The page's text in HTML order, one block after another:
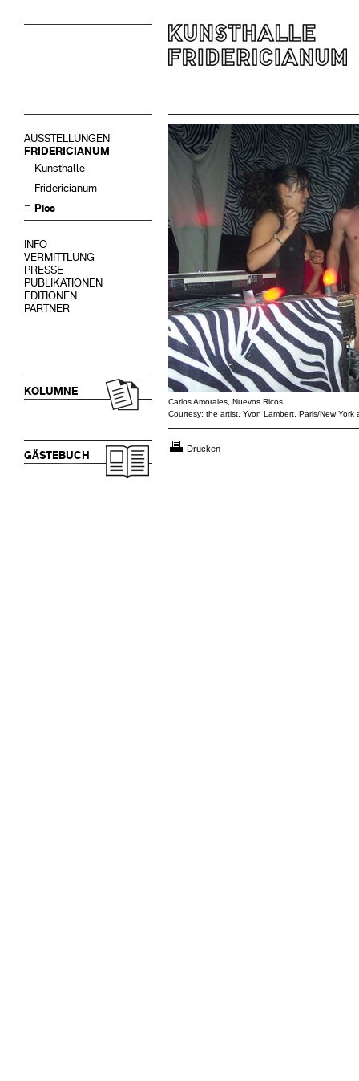
AUSSTELLUNGEN
FRIDERICIANUM
Kunsthalle
Fridericianum
Pics
INFO
VERMITTLUNG
PRESSE
PUBLIKATIONEN
EDITIONEN
PARTNER
KOLUMNE
GÄSTEBUCH
Carlos Amorales, Nuevos Ricos
Courtesy: the artist, Yvon Lambert, Paris/New York
Drucken